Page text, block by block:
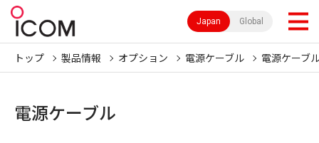
Japan Global
トップ 製品情報 オプション 電源ケーブル 電源ケーブ
電源ケーブル